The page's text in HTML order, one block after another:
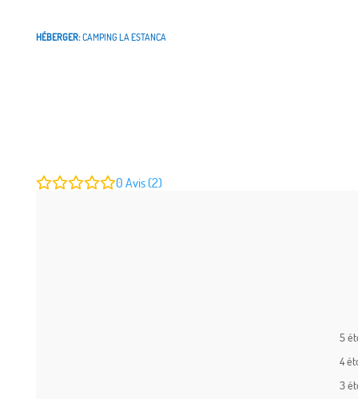
HÉBERGER:CAMPING LA ESTANCA
0 Avis (2)
5
4
3